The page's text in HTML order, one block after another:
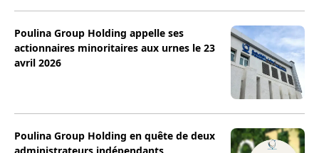
Poulina Group Holding appelle ses
actionnaires minoritaires aux urnes le 23
avril 2026
Poulina Group Holding en quête de deux